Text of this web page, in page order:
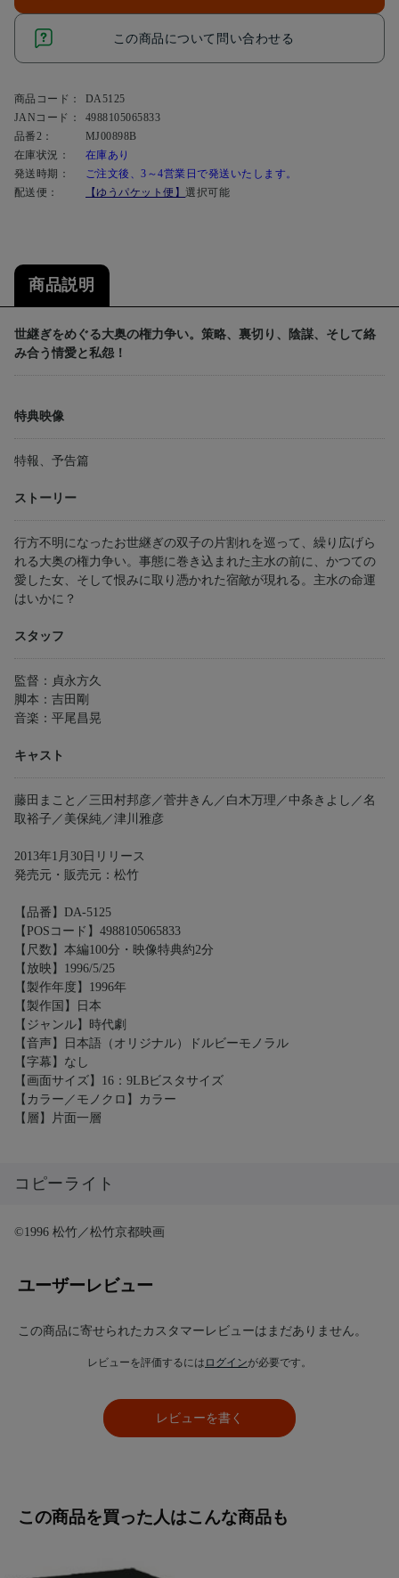
この商品について問い合わせる
商品コード：
DA5125
JANコード：
4988105065833
品番2：
MJ00898B
在庫状況：
在庫あり
発送時期：
ご注文後、3～4営業日で発送いたします。
配送便：
【ゆうパケット便】選択可能
商品説明
世継ぎをめぐる大奥の権力争い。策略、裏切り、陰謀、そして絡
み合う情愛と私怨！
特典映像
特報、予告篇
ストーリー
行方不明になったお世継ぎの双子の片割れを巡って、繰り広げら
れる大奥の権力争い。事態に巻き込まれた主水の前に、かつての
愛した女、そして恨みに取り憑かれた宿敵が現れる。主水の命運
はいかに？
スタッフ
監督：貞永方久
脚本：吉田剛
音楽：平尾昌晃
キャスト
藤田まこと／三田村邦彦／菅井きん／白木万理／中条きよし／名
取裕子／美保純／津川雅彦
2013年1月30日リリース
発売元・販売元：松竹
【品番】DA-5125
【POSコード】4988105065833
【尺数】本編100分・映像特典約2分
【放映】1996/5/25
【製作年度】1996年
【製作国】日本
【ジャンル】時代劇
【音声】日本語（オリジナル）ドルビーモノラル
【字幕】なし
【画面サイズ】16：9LBビスタサイズ
【カラー／モノクロ】カラー
【層】片面一層
コピーライト
©1996 松竹／松竹京都映画
ユーザーレビュー
この商品に寄せられたカスタマーレビューはまだありません。
レビューを評価するには ログインが必要です。
レビューを書く
この商品を買った人はこんな商品も